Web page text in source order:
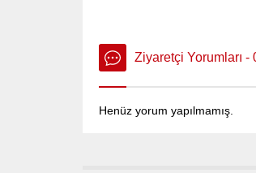
Ziyaretçi Yorumları -
Henüz yorum yapılmamış.